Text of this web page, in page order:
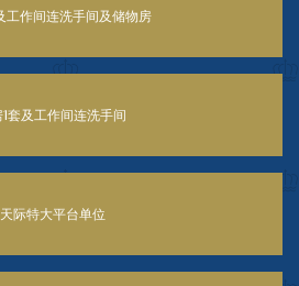
工作间连洗手间及储物房
套及工作间连洗手间
天际特大平台单位